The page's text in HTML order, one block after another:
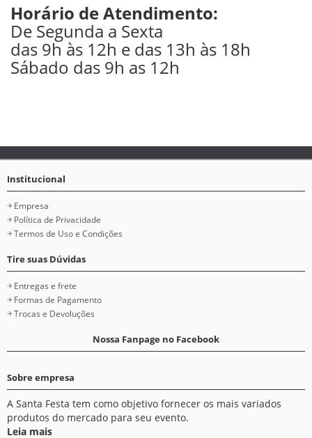
Horário de Atendimento:
De Segunda a Sexta
das 9h às 12h e das 13h às 18h
Sábado das 9h as 12h
Institucional
Empresa
Política de Privacidade
Termos de Uso e Condições
Tire suas Dúvidas
Entregas e frete
Formas de Pagamento
Trocas e Devoluções
Nossa Fanpage no Facebook
Sobre empresa
A Santa Festa tem como objetivo fornecer os mais variados
produtos do mercado para seu evento.
Leia mais